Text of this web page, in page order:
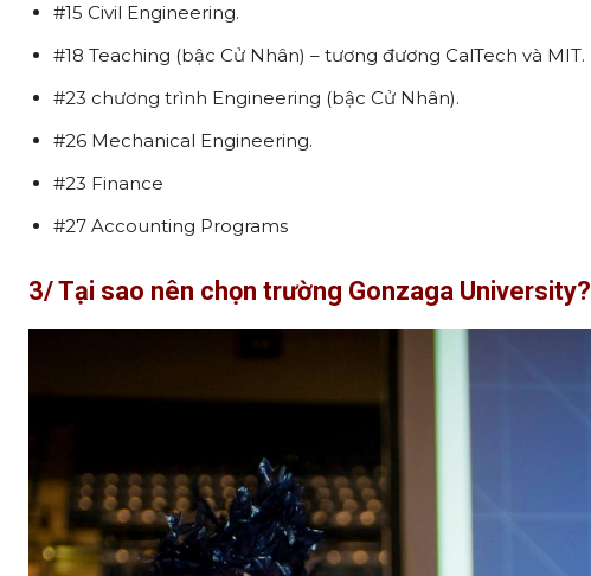
#15 Civil Engineering.
#18 Teaching (bậc Cử Nhân) – tương đương CalTech và MIT.
#23 chương trình Engineering (bậc Cử Nhân).
#26 Mechanical Engineering.
#23 Finance
#27 Accounting Programs
3/ Tại sao nên chọn trường Gonzaga University?